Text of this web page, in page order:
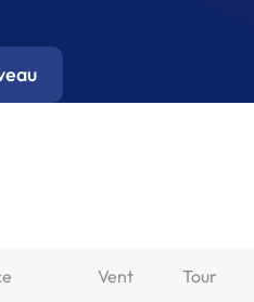
Vent Tour